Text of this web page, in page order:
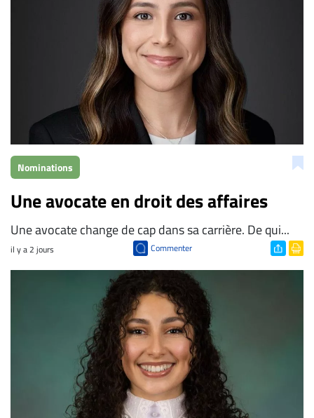
Infolettre
S’abonner
FAQ
Politique de
Nominations
Une avocate en droit des affaires
Une avocate change de cap dans sa carrière. De qui...
il y a 2 jours Commenter